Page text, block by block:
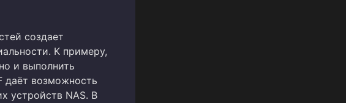
создает
К примеру,
и выполнить
даёт возможность
устройств NAS. В